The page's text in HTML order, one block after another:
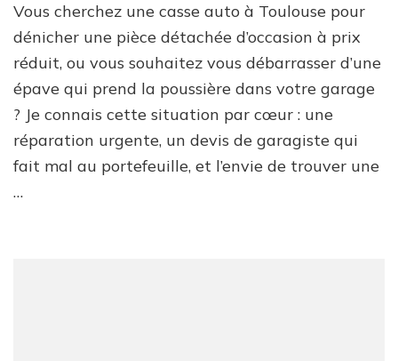
auto
à
trouver
ou
vendre
Vous cherchez une casse auto à Toulouse pour
dénicher une pièce détachée d’occasion à prix
réduit, ou vous souhaitez vous débarrasser d’une
épave qui prend la poussière dans votre garage
? Je connais cette situation par cœur : une
réparation urgente, un devis de garagiste qui
fait mal au portefeuille, et l’envie de trouver une
…